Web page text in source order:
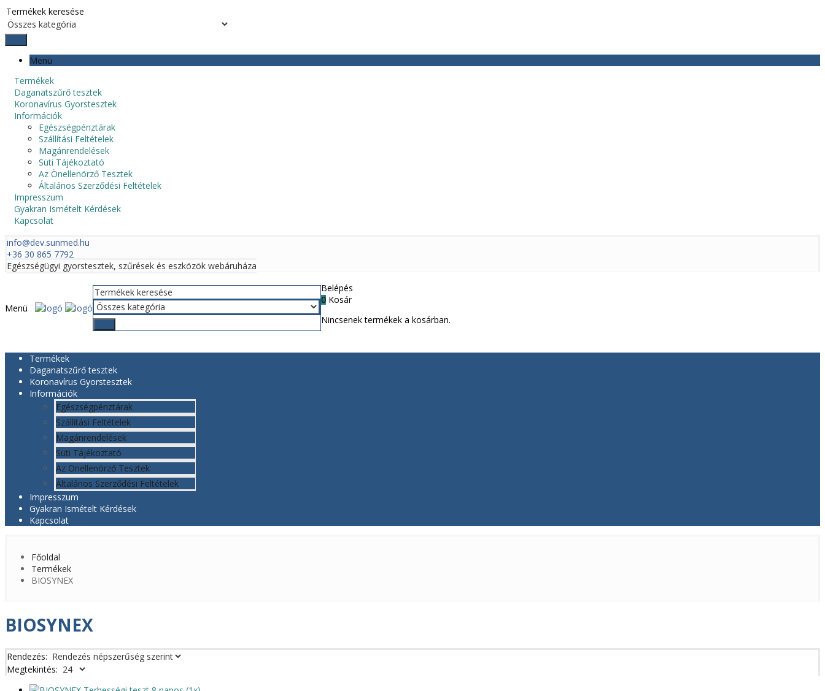
Menü
Termékek
Daganatszűrő tesztek
Koronavírus Gyorstesztek
Információk
Egészségpénztárak
Szállítási Feltételek
Magánrendelések
Süti Tájékoztató
Az Önellenörző Tesztek
Általános Szerződési Feltételek
Impresszum
Gyakran Ismételt Kérdések
Kapcsolat
info@dev.sunmed.hu
+36 30 865 7792
Egészségügyi gyorstesztek, szűrések és eszközök webáruháza
Menü
Belépés
0 Kosár
Nincsenek termékek a kosárban.
Termékek
Daganatszűrő tesztek
Koronavírus Gyorstesztek
Információk
Egészségpénztárak
Szállítási Feltételek
Magánrendelések
Süti Tájékoztató
Az Önellenörző Tesztek
Általános Szerződési Feltételek
Impresszum
Gyakran Ismételt Kérdések
Kapcsolat
Főoldal
Termékek
BIOSYNEX
BIOSYNEX
Rendezés:
Megtekintés: